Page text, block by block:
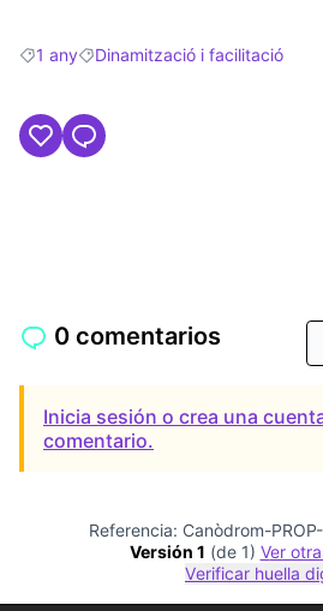
Resultados al filtrar por: 1 any
1 anyResultados al filtrar por:
Dinamització i facilitació
0 comentarios
Inicia sesión o crea una
comentario.
Referencia: Canòdrom-
Versión 1 (de 1)
ver
Verificar huella